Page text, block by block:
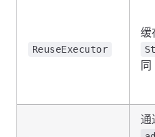
ReuseExecutor
缓
通